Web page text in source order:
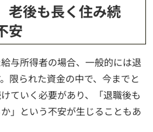
老後も長く住み続
安
与所得者の場合、一般的には退
限られた資金の中で、今までと
ていく必要があり、「退職後も
」という不安が生じることもあ